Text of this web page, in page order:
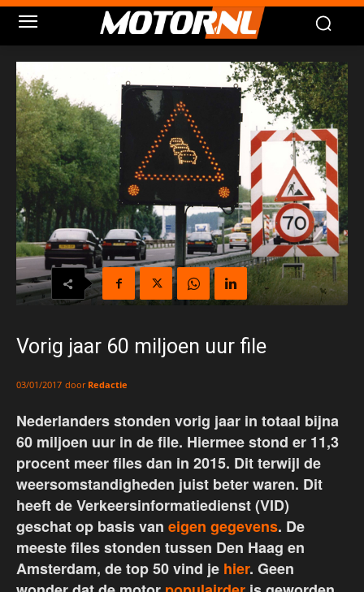
Vorig jaar 60 miljoen uur file
03/01/2017 door Redactie
Nederlanders stonden vorig jaar in totaal bijna
60 miljoen uur in de file. Hiermee stond er 11,3
procent meer files dan in 2015. Dit terwijl de
weersomstandigheden juist beter waren. Dit
heeft de Verkeersinformatiedienst (VID)
geschat op basis van eigen gegevens. De
meeste files stonden tussen Den Haag en
Amsterdam, de top 50 vind je hier. Geen